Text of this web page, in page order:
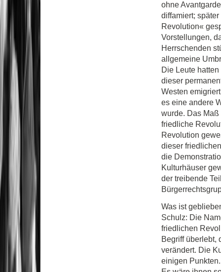
ohne
diffamiert;
Revolution«
Vorstellungen,
Herrschenden
allgemeine
Die Leute
dieser
Westen
es eine andere
wurde. Das
friedliche
Revolution
dieser
die
Kulturhäuser
der treibende
Was ist
Schulz: Die
friedlichen
Begriff überlebt,
verändert. Die
einigen